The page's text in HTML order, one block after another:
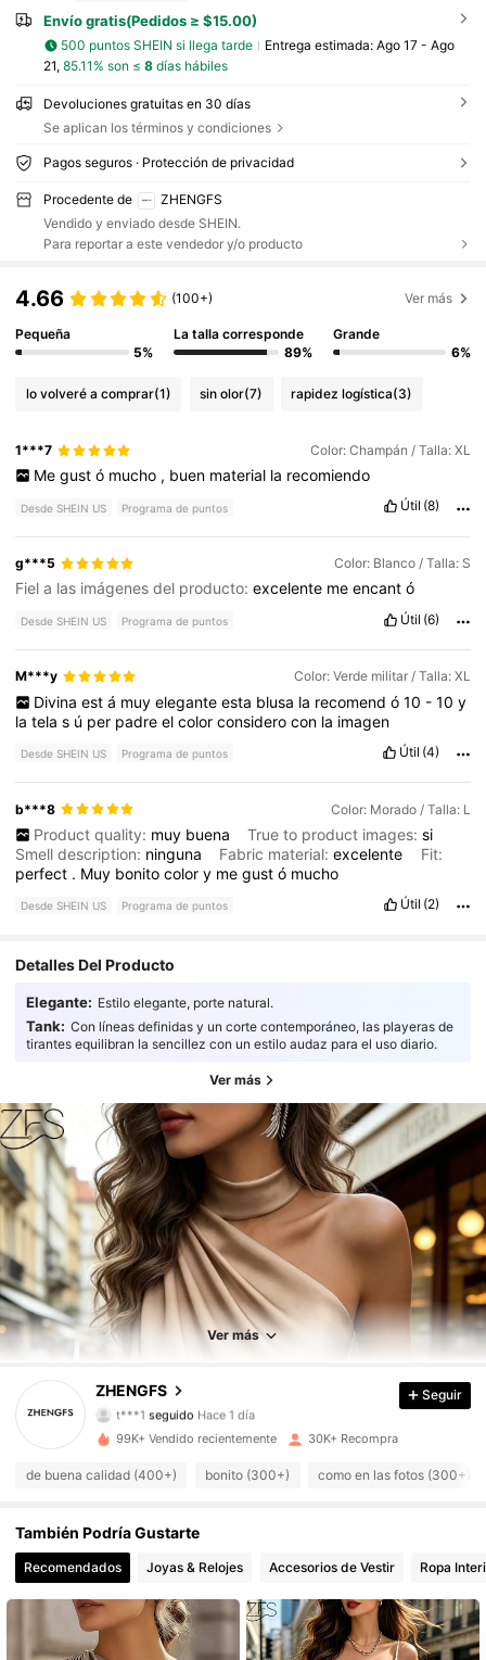
Envío gratis(Pedidos ≥ $15.00)
500 puntos SHEIN si llega tarde Entrega estimada: Ago 17 - Ago
21, 85.11% son ≤ 8días hábiles
Devoluciones gratuitas en 30 días
Se aplican los términos y condiciones
Pagos seguros · Protección de privacidad
Procedente de
ZHENGFS
Vendido y enviado desde SHEIN.
Para reportar a este vendedor y/o producto
4.66 (100+) Ver más
Pequeña
5%
La talla corresponde
89%
Grande
6%
lo volveré a comprar(1) sin olor(7) rapidez logística(3)
1***7 Color: Champán / Talla: XL
Me gust ó mucho , buen material la recomiendo
Desde SHEIN US Programa de puntos Útil (8)
g***5 Color: Blanco / Talla: S
Fiel a las imágenes del producto:excelente meencantó
Desde SHEIN US Programa de puntos Útil (6)
M***y Color: Verde militar / Talla: XL
Divina est á muy elegante esta blusa la recomend ó 10 - 10 y
latelas ú per padreelcolorconsiderocon la imagen
Desde SHEIN US Programa de puntos Útil (4)
b***8 Color: Morado / Talla: L
Product quality: muy buena True to product images: si
Smell description: ninguna Fabric material:excelente
Fit:
perfect . Muy bonitocolory megustó mucho
Desde SHEIN US Programa de puntos Útil (2)
Detalles Del Producto
Elegante: Estilo elegante, porte natural.
Tank: Con líneas definidas y un corte contemporáneo, las playeras de
tirantes equilibran la sencillez con un estilo audaz para el uso diario.
Ver más
Ver más
ZHENGFS
4.63 9.5K Seguidores
4.63 9.5K Seguidores
4.63
9.5K Seguidores
4.63 9.5K Seguidores
4.63
4.63 9.5K Seguidores
4.63 9.5K Seguidores
Seguir
99K+ Vendido recientemente 30K+ Recompra
de buena calidad (400+) bonito (300+) como en las fotos (300+)
También Podría Gustarte
Recomendados Joyas & Relojes Accesorios de Vestir Ropa